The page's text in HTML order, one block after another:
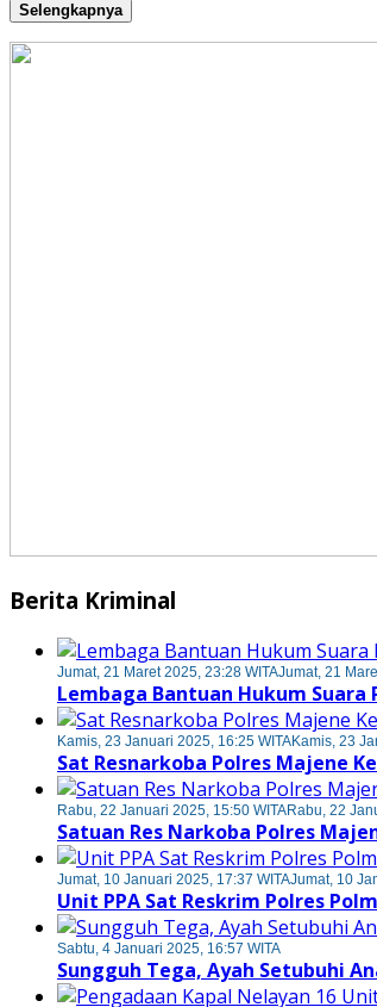
Selengkapnya
Berita Kriminal
Jumat, 21 Maret 2025, 23:28 WITAJumat, 21
Lembaga Bantuan Hukum
Kamis, 23 Januari 2025, 16:25 WITAKamis, 23
Sat Resnarkoba Polres Majene
Rabu, 22 Januari 2025, 15:50 WITARabu, 22
Satuan Res Narkoba Polres
Jumat, 10 Januari 2025, 17:37 WITAJumat, 10
Unit PPA Sat Reskrim Polres
Sabtu, 4 Januari 2025, 16:57 WITA
Sungguh Tega, Ayah Setubuhi